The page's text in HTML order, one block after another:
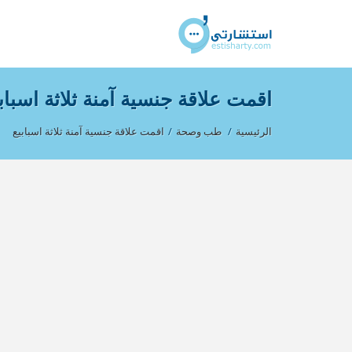
اقمت علاقة جنسية آمنة ثلاثة
الرئيسية / طب وصحة / اقمت علاقة جنسية آمنة ثلاثة اسبابيع